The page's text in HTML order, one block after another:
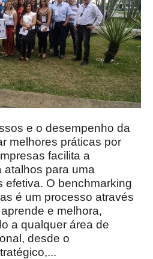
e o desempenho da
melhores práticas por
facilita a
atalhos para uma
efetiva. O benchmarking
é um processo através
e melhora,
a qualquer área de
desde o